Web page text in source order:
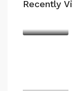
Recently